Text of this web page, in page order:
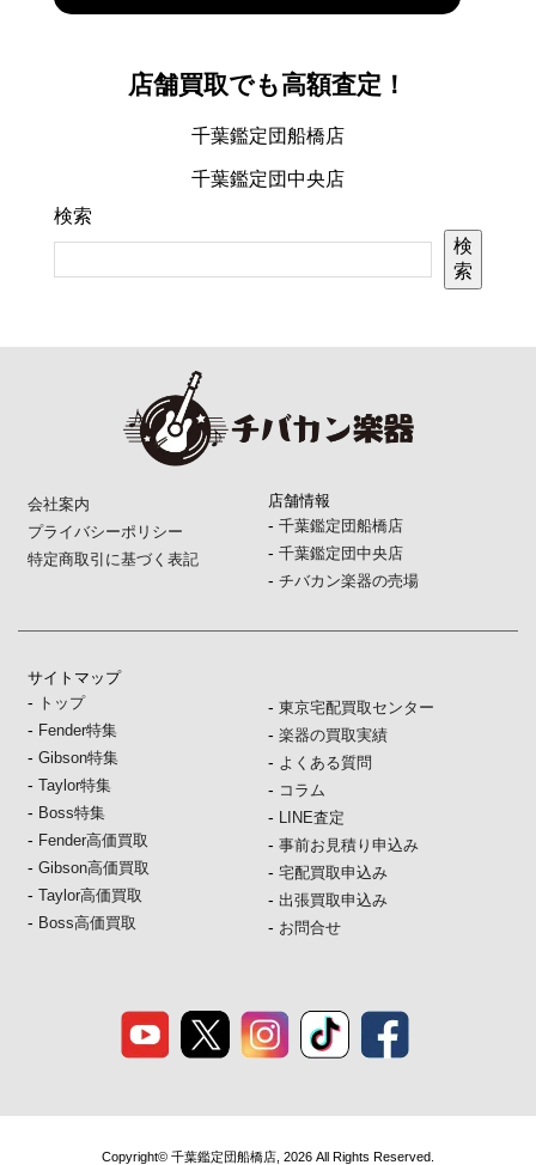
店舗買取でも高額査定！
千葉鑑定団船橋店
千葉鑑定団中央店
検索
検
索
会社案内
プライバシーポリシー
特定商取引に基づく表記
店舗情報
- 千葉鑑定団船橋店
- 千葉鑑定団中央店
- チバカン楽器の売場
サイトマップ
- トップ
- Fender特集
-Gibson特集
-Taylor特集
- Boss特集
- Fender高価買取
-Gibson高価買取
-Taylor高価買取
- Boss高価買取
- 東京宅配買取センター
- 楽器の買取実績
- よくある質問
- コラム
- LINE査定
- 事前お見積り申込み
- 宅配買取申込み
- 出張買取申込み
- お問合せ
Copyright© 千葉鑑定団船橋店, 2026 All Rights Reserved.